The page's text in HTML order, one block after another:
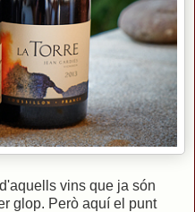
vins que ja són
glop. Però aquí el punt